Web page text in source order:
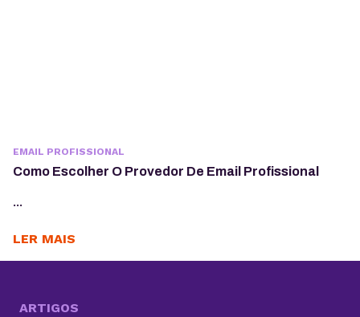
EMAIL PROFISSIONAL
Como Escolher O Provedor De Email Profissional
...
LER MAIS
ARTIGOS